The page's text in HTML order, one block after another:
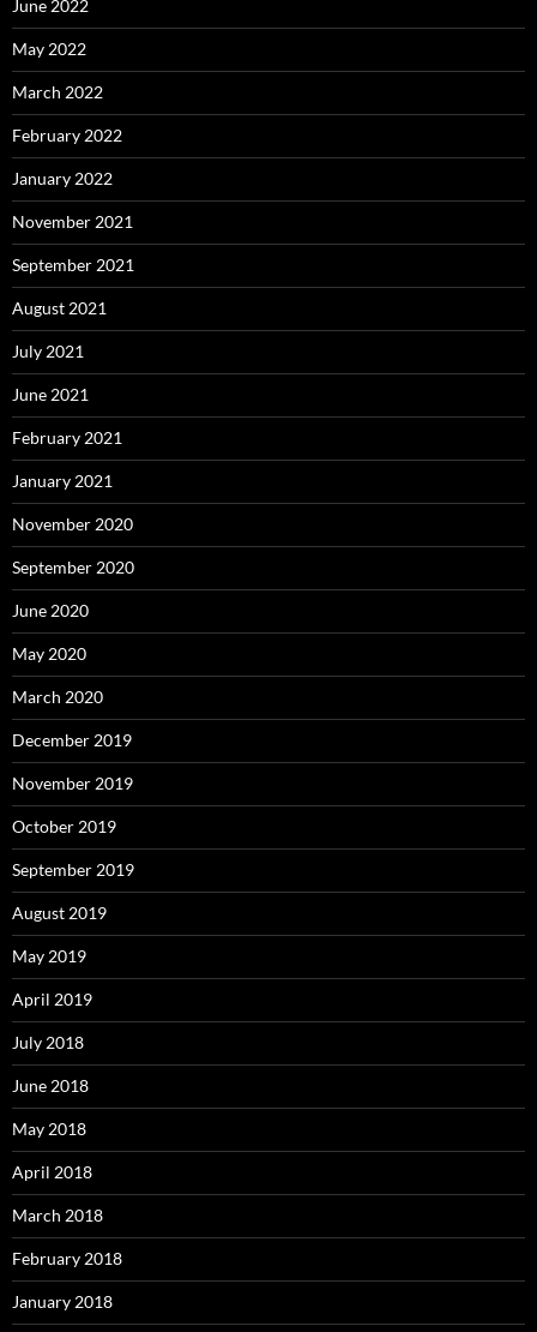
June 2022
May 2022
March 2022
February 2022
January 2022
November 2021
September 2021
August 2021
July 2021
June 2021
February 2021
January 2021
November 2020
September 2020
June 2020
May 2020
March 2020
December 2019
November 2019
October 2019
September 2019
August 2019
May 2019
April 2019
July 2018
June 2018
May 2018
April 2018
March 2018
February 2018
January 2018